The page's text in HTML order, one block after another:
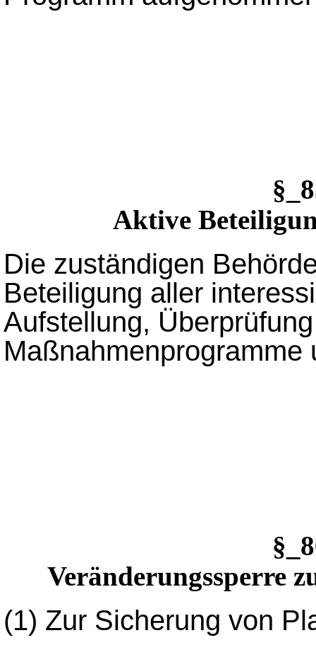
Aktive
Die zuständigen
Beteiligung aller
Aufstellung,
Veränderungssperre
(1) Zur Sicherung von